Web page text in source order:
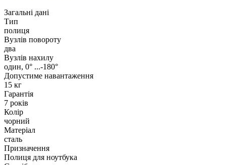
Загальні дані
Тип
полиця
Вузлів повороту
два
Вузлів нахилу
один, 0° ...-180°
Допустиме навантаження
15 кг
Гарантія
7 років
Колір
чорний
Матеріал
сталь
Призначення
Полиця для ноутбука